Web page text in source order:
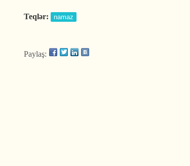
Teqlər: namaz
Paylaş: